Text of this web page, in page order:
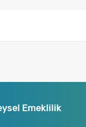
Emeklilik